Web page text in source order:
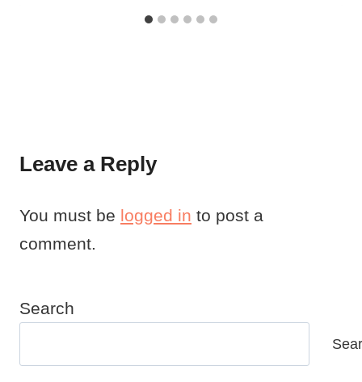
Leave a Reply
You must be logged in to post a
comment.
Search